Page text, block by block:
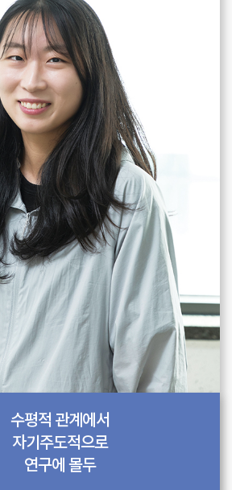
수평적 관계에서
자기주도적으로
연구에 몰두